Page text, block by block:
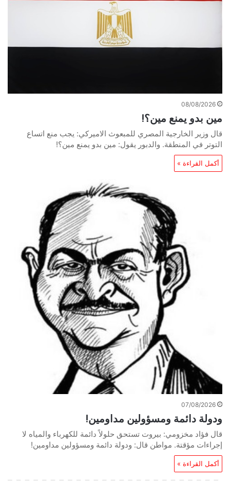
08/08/2026
مين بدو يمنع مين؟!
قال وزير الخارجية المصري للمبعوث الاميركي: يجب منع اتساع
التوتر في المنطقة. والدبور يقول: مين بدو يمنع مين؟!
أكمل القراءة »
07/08/2026
ودولة دائمة ومسؤولين مداومين!
قال فؤاد مخزومي: بيروت تستحق حلولاً دائمة للكهرباء والمياه لا
إجراءات مؤقتة. مواطن قال: ودولة دائمة ومسؤولين مداومين!
أكمل القراءة »